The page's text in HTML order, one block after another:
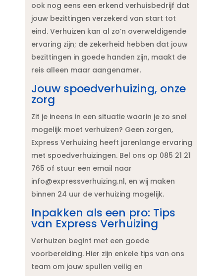
ook nog eens een erkend verhuisbedrijf dat
jouw bezittingen verzekerd van start tot
eind.​ Verhuizen kan al zo’n overweldigende
ervaring zijn; de zekerheid hebben dat jouw
bezittingen in goede handen zijn, maakt de
reis alleen maar aangenamer.​
Jouw spoedverhuizing, onze
zorg
Zit je ineens in een situatie waarin je zo snel
mogelijk moet verhuizen? Geen zorgen,
Express Verhuizing heeft jarenlange ervaring
met spoedverhuizingen.​ Bel ons op 085 21 21
765 of stuur een email naar
info@expressverhuizing.​nl, en wij maken
binnen 24 uur de verhuizing mogelijk.​
Inpakken als een pro: Tips
van Express Verhuizing
Verhuizen begint met een goede
voorbereiding.​ Hier zijn enkele tips van ons
team om jouw spullen veilig en